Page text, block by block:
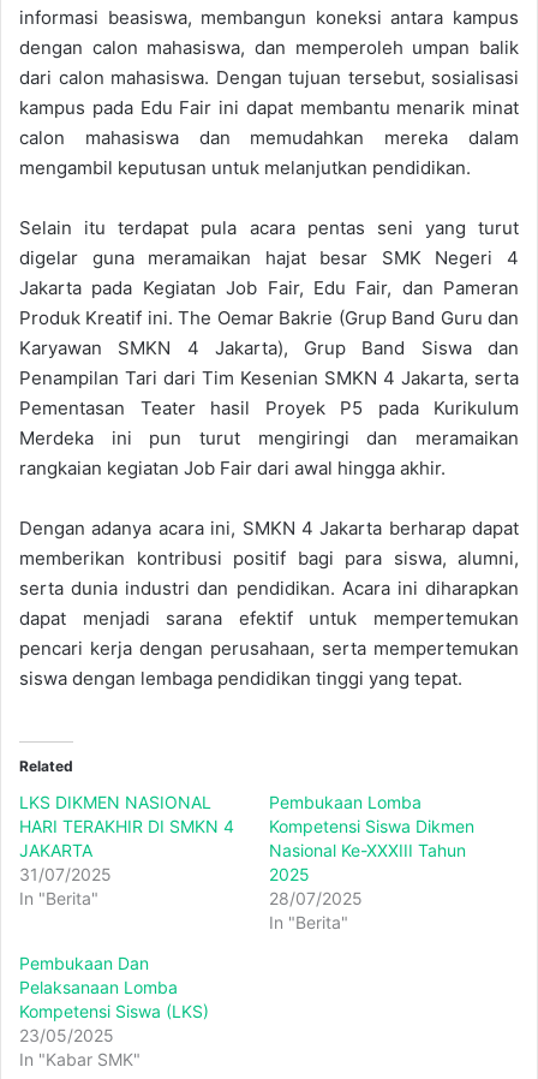
informasi beasiswa, membangun koneksi antara kampus
dengan calon mahasiswa, dan memperoleh umpan balik
dari calon mahasiswa. Dengan tujuan tersebut, sosialisasi
kampus pada Edu Fair ini dapat membantu menarik minat
calon mahasiswa dan memudahkan mereka dalam
mengambil keputusan untuk melanjutkan pendidikan.
Selain itu terdapat pula acara pentas seni yang turut
digelar guna meramaikan hajat besar SMK Negeri 4
Jakarta pada Kegiatan Job Fair, Edu Fair, dan Pameran
Produk Kreatif ini. The Oemar Bakrie (Grup Band Guru dan
Karyawan SMKN 4 Jakarta), Grup Band Siswa dan
Penampilan Tari dari Tim Kesenian SMKN 4 Jakarta, serta
Pementasan Teater hasil Proyek P5 pada Kurikulum
Merdeka ini pun turut mengiringi dan meramaikan
rangkaian kegiatan Job Fair dari awal hingga akhir.
Dengan adanya acara ini, SMKN 4 Jakarta berharap dapat
memberikan kontribusi positif bagi para siswa, alumni,
serta dunia industri dan pendidikan. Acara ini diharapkan
dapat menjadi sarana efektif untuk mempertemukan
pencari kerja dengan perusahaan, serta mempertemukan
siswa dengan lembaga pendidikan tinggi yang tepat.
Related
LKS DIKMEN NASIONAL
HARI TERAKHIR DI SMKN 4
JAKARTA
31/07/2025
In "Berita"
Pembukaan Lomba
Kompetensi Siswa Dikmen
Nasional Ke-XXXIII Tahun
2025
28/07/2025
In "Berita"
Pembukaan Dan
Pelaksanaan Lomba
Kompetensi Siswa (LKS)
23/05/2025
In "Kabar SMK"